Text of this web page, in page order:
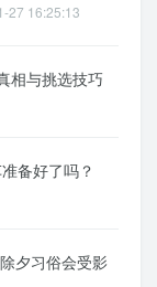
27 16:25:13
相与挑选技巧
备好了吗？
夕习俗会受影